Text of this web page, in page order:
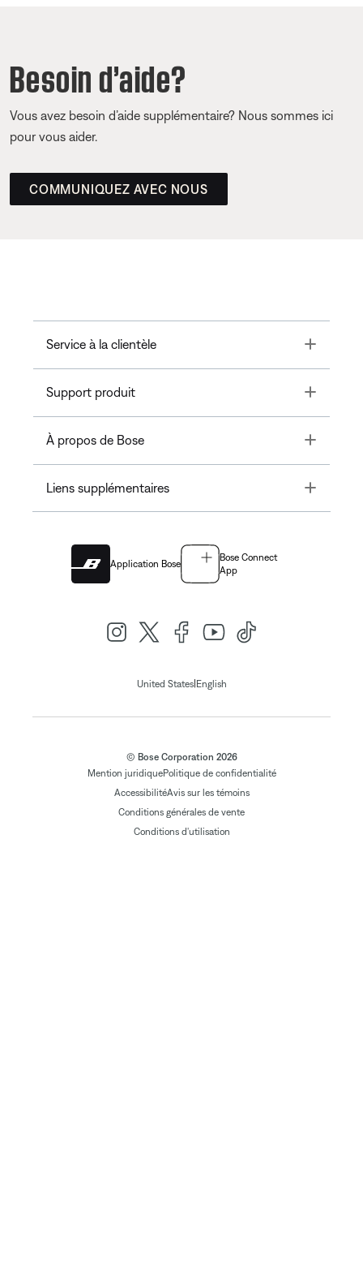
Besoin d’aide?
Vous avez besoin d’aide supplémentaire? Nous sommes ici
pour vous aider.
COMMUNIQUEZ AVEC NOUS
Service à la clientèle Toggle
Support produit Toggle
À propos de Bose Toggle
Liens supplémentaires Toggle
Application Bose
Bose Connect
App
United States|English
© Bose Corporation 2026
Mention juridiquePolitique de confidentialité
AccessibilitéAvis sur les témoins
Conditions générales de vente
Conditions d'utilisation